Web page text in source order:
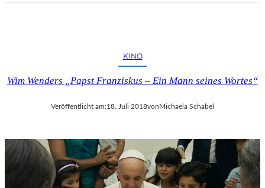
KINO
Wim Wenders „Papst Franziskus – Ein Mann seines Wortes“
Veröffentlicht am:18. Juli 2018von Michaela Schabel